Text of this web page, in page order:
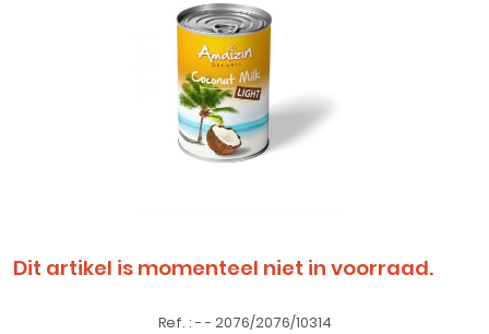
Dit artikel is momenteel niet in voorraad.
Ref. : - - 2076/2076/10314